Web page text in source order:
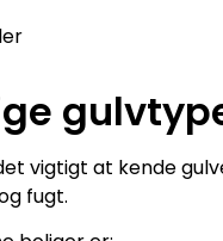
vigtigt at kende
fugt.